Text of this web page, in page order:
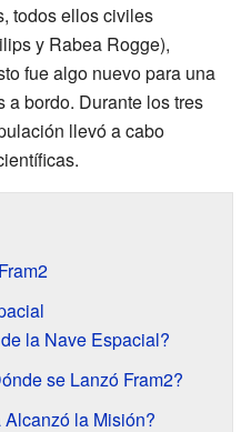
todos ellos civiles
y Rabea Rogge),
fue algo nuevo para una
a bordo. Durante los tres
llevó a cabo
la Nave Espacial?
se Lanzó Fram2?
la Misión?